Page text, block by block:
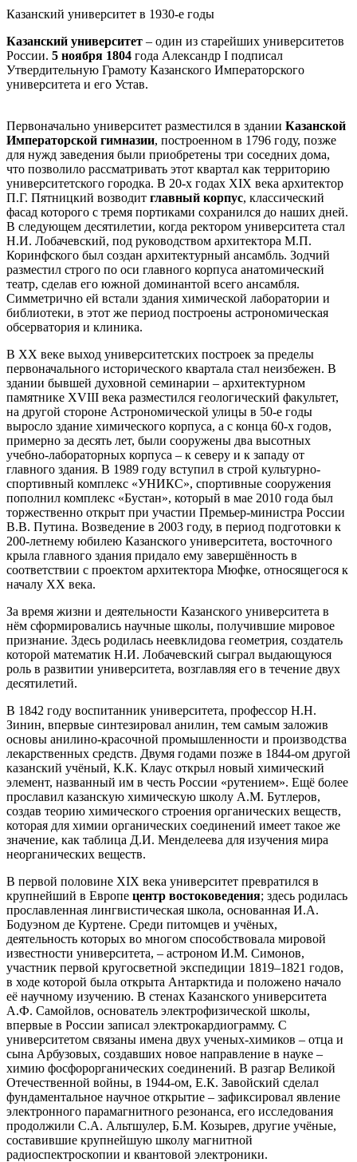
Казанский университет в 1930-е годы
Казанский университет – один из старейших университетов
России. 5 ноября 1804 года Александр I подписал
Утвердительную Грамоту Казанского Императорского
университета и его Устав.
Первоначально университет разместился в здании Казанской
Императорской гимназии, построенном в 1796 году, позже
для нужд заведения были приобретены три соседних дома,
что позволило рассматривать этот квартал как территорию
университетского городка. В 20-х годах XIX века архитектор
П.Г. Пятницкий возводит главный корпус, классический
фасад которого с тремя портиками сохранился до наших дней.
В следующем десятилетии, когда ректором университета стал
Н.И. Лобачевский, под руководством архитектора М.П.
Коринфского был создан архитектурный ансамбль. Зодчий
разместил строго по оси главного корпуса анатомический
театр, сделав его южной доминантой всего ансамбля.
Симметрично ей встали здания химической лаборатории и
библиотеки, в этот же период построены астрономическая
обсерватория и клиника.
В XX веке выход университетских построек за пределы
первоначального исторического квартала стал неизбежен. В
здании бывшей духовной семинарии – архитектурном
памятнике XVIII века разместился геологический факультет,
на другой стороне Астрономической улицы в 50-е годы
выросло здание химического корпуса, а с конца 60-х годов,
примерно за десять лет, были сооружены два высотных
учебно-лабораторных корпуса – к северу и к западу от
главного здания. В 1989 году вступил в строй культурно-
спортивный комплекс «УНИКС», спортивные сооружения
пополнил комплекс «Бустан», который в мае 2010 года был
торжественно открыт при участии Премьер-министра России
В.В. Путина. Возведение в 2003 году, в период подготовки к
200-летнему юбилею Казанского университета, восточного
крыла главного здания придало ему завершённость в
соответствии с проектом архитектора Мюфке, относящегося к
началу ХХ века.
За время жизни и деятельности Казанского университета в
нём сформировались научные школы, получившие мировое
признание. Здесь родилась неевклидова геометрия, создатель
которой математик Н.И. Лобачевский сыграл выдающуюся
роль в развитии университета, возглавляя его в течение двух
десятилетий.
В 1842 году воспитанник университета, профессор Н.Н.
Зинин, впервые синтезировал анилин, тем самым заложив
основы анилино-красочной промышленности и производства
лекарственных средств. Двумя годами позже в 1844-ом другой
казанский учёный, К.К. Клаус открыл новый химический
элемент, названный им в честь России «рутением». Ещё более
прославил казанскую химическую школу А.М. Бутлеров,
создав теорию химического строения органических веществ,
которая для химии органических соединений имеет такое же
значение, как таблица Д.И. Менделеева для изучения мира
неорганических веществ.
В первой половине XIX века университет превратился в
крупнейший в Европе центр востоковедения; здесь родилась
прославленная лингвистическая школа, основанная И.А.
Бодуэном де Куртене. Среди питомцев и учёных,
деятельность которых во многом способствовала мировой
известности университета, – астроном И.М. Симонов,
участник первой кругосветной экспедиции 1819–1821 годов,
в ходе которой была открыта Антарктида и положено начало
её научному изучению. В стенах Казанского университета
А.Ф. Самойлов, основатель электрофизической школы,
впервые в России записал электрокардиограмму. С
университетом связаны имена двух ученых-химиков – отца и
сына Арбузовых, создавших новое направление в науке –
химию фосфорорганических соединений. В разгар Великой
Отечественной войны, в 1944-ом, Е.К. Завойский сделал
фундаментальное научное открытие – зафиксировал явление
электронного парамагнитного резонанса, его исследования
продолжили С.А. Альтшулер, Б.М. Козырев, другие учёные,
составившие крупнейшую школу магнитной
радиоспектроскопии и квантовой электроники.